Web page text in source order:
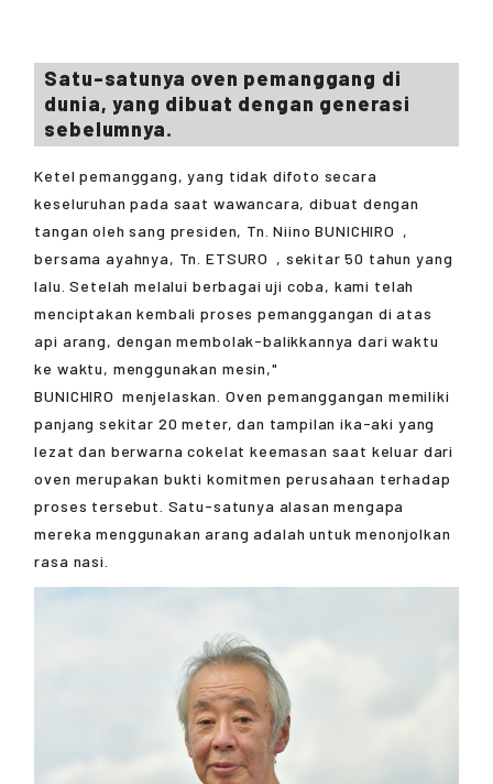
Satu-satunya oven pemanggang di
dunia, yang dibuat dengan generasi
sebelumnya.
Ketel pemanggang, yang tidak difoto secara
keseluruhan pada saat wawancara, dibuat dengan
tangan oleh sang presiden, Tn. NiinoBUNICHIRO ,
bersama ayahnya, Tn. ETSURO , sekitar 50 tahun yang
lalu. Setelah melalui berbagai uji coba, kami telah
menciptakan kembali proses pemanggangan di atas
api arang, dengan membolak-balikkannya dari waktu
ke waktu, menggunakan mesin,"
BUNICHIRO menjelaskan. Oven pemanggangan memiliki
panjang sekitar 20 meter, dan tampilan ika-aki yang
lezat dan berwarna cokelat keemasan saat keluar dari
oven merupakan bukti komitmen perusahaan terhadap
proses tersebut. Satu-satunya alasan mengapa
mereka menggunakan arang adalah untuk menonjolkan
rasa nasi.